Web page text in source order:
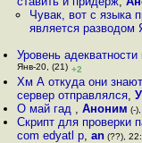
Чувак, вот с языка
является разводом
Уровень
Янв-20, (21) +2
Хм А откуда они
сервер отправлялся,
О май гад ,Аноним (-
Скрипт для проверки
com edyatl p,an (??),